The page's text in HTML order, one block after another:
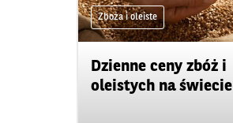
Zboża i oleiste
Dzienne ceny zbóż i
oleistych na świecie